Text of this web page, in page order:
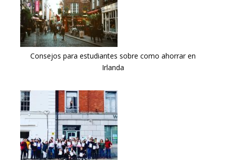
Consejos para estudiantes sobre como ahorrar en
Irlanda